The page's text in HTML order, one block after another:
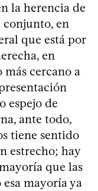
la herencia de
conjunto, en
que está por
en
cercano a
espejo de
ante todo,
tiene sentido
estrecho; hay
que las
mayoría ya